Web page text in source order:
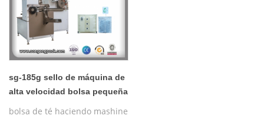
sg-185g sello de máquina de
alta velocidad bolsa pequeña
té
bolsa de té haciendo mashine